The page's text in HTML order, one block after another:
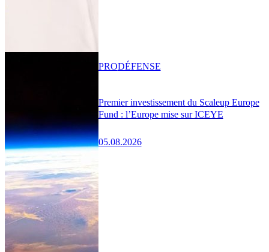
Premier investissement du Scaleup Europe
Fund : l’Europe mise sur ICEYE
05.08.2026
PRODÉFENSE